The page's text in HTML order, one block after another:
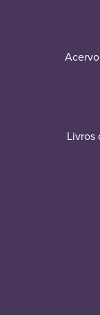
Livros